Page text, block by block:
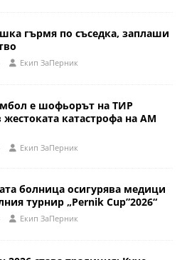
гърмя по съседка, заплаши
Eкип ЗаПерник
е шофьорът на ТИР
жестоката катастрофа на АМ
Eкип ЗаПерник
болница осигурява медици
турнир „Pernik Cup”2026“
Eкип ЗаПерник